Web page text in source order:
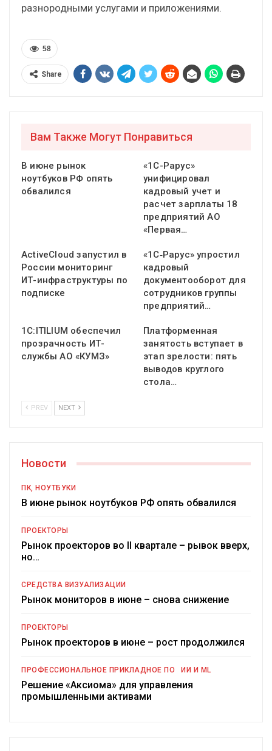
разнородными услугами и приложениями.
58
Share
Вам Также Могут Понравиться
В июне рынок
ноутбуков РФ опять
обвалился
«1С-Рарус»
унифицировал
кадровый учет и
расчет зарплаты 18
предприятий АО
«Первая…
ActiveCloud запустил в
России мониторинг
ИТ-инфраструктуры по
подписке
«1С‑Рарус» упростил
кадровый
документооборот для
сотрудников группы
предприятий…
1С:ITILIUM обеспечил
прозрачность ИТ-
службы АО «КУМЗ»
Платформенная
занятость вступает в
этап зрелости: пять
выводов круглого
стола…
PREV NEXT
Новости
ПК, НОУТБУКИ
В июне рынок ноутбуков РФ опять обвалился
ПРОЕКТОРЫ
Рынок проекторов во II квартале – рывок вверх,
но…
СРЕДСТВА ВИЗУАЛИЗАЦИИ
Рынок мониторов в июне – снова снижение
ПРОЕКТОРЫ
Рынок проекторов в июне – рост продолжился
ПРОФЕССИОНАЛЬНОЕ ПРИКЛАДНОЕ ПО ИИ И ML
Решение «Аксиома» для управления
промышленными активами